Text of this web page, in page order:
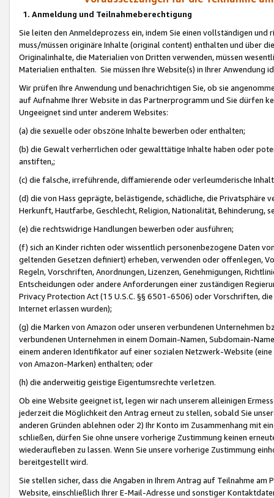
1. Anmeldung und Teilnahmeberechtigung
Sie leiten den Anmeldeprozess ein, indem Sie einen vollständigen
muss/müssen originäre Inhalte (original content) enthalten und über
Originalinhalte, die Materialien von Dritten verwenden, müssen
Materialien enthalten. Sie müssen Ihre Website(s) in Ihrer Anwendung
Wir prüfen Ihre Anwendung und benachrichtigen Sie, ob sie
auf Aufnahme Ihrer Website in das Partnerprogramm und Sie dürfen
Ungeeignet sind unter anderem Websites:
(a) die sexuelle oder obszöne Inhalte bewerben oder enthalten;
(b) die Gewalt verherrlichen oder gewalttätige Inhalte haben oder
anstiften,;
(c) die falsche, irreführende, diffamierende oder verleumderische
(d) die von Hass geprägte, belästigende, schädliche, die Privatsphäre
Herkunft, Hautfarbe, Geschlecht, Religion, Nationalität, Behinderung,
(e) die rechtswidrige Handlungen bewerben oder ausführen;
(f) sich an Kinder richten oder wissentlich personenbezogene Daten
geltenden Gesetzen definiert) erheben, verwenden oder offenlegen,
Regeln, Vorschriften, Anordnungen, Lizenzen, Genehmigungen,
Entscheidungen oder andere Anforderungen einer zuständigen
Privacy Protection Act (15 U.S.C. §§ 6501-6506) oder Vorschriften,
Internet erlassen wurden);
(g) die Marken von Amazon oder unseren verbundenen Unternehmen
verbundenen Unternehmen in einem Domain-Namen, Subdomain-
einem anderen Identifikator auf einer sozialen Netzwerk-Website
von Amazon-Marken) enthalten; oder
(h) die anderweitig geistige Eigentumsrechte verletzen.
Ob eine Website geeignet ist, legen wir nach unserem alleinigen
jederzeit die Möglichkeit den Antrag erneut zu stellen, sobald Sie
anderen Gründen ablehnen oder 2) Ihr Konto im Zusammenhang mit
schließen, dürfen Sie ohne unsere vorherige Zustimmung keinen
wiederaufleben zu lassen. Wenn Sie unsere vorherige Zustimmung
bereitgestellt wird.
Sie stellen sicher, dass die Angaben in Ihrem Antrag auf Teilnahme
Website, einschließlich Ihrer E-Mail-Adresse und sonstiger